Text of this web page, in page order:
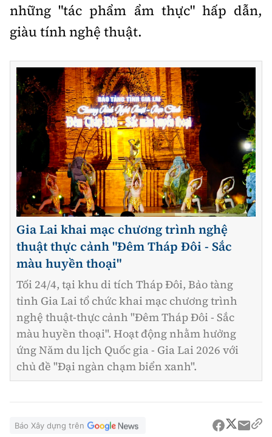
những "tác phẩm ẩm thực" hấp dẫn,
giàu tính nghệ thuật.
Gia Lai khai mạc chương trình nghệ
thuật thực cảnh "Đêm Tháp Đôi - Sắc
màu huyền thoại"
Tối 24/4, tại khu di tích Tháp Đôi, Bảo tàng
tỉnh Gia Lai tổ chức khai mạc chương trình
nghệ thuật-thực cảnh "Đêm Tháp Đôi - Sắc
màu huyền thoại". Hoạt động nhằm hưởng
ứng Năm du lịch Quốc gia - Gia Lai 2026 với
chủ đề "Đại ngàn chạm biển xanh".
Báo Xây dựng trên